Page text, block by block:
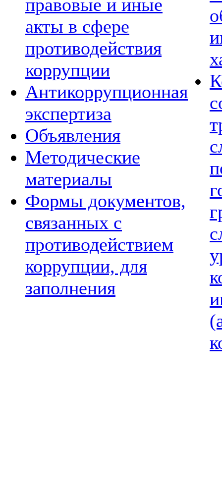
правовые и иные
акты в сфере
противодействия
коррупции
Антикоррупционная
экспертиза
Объявления
Методические
материалы
Формы документов,
связанных с
противодействием
коррупции, для
заполнения